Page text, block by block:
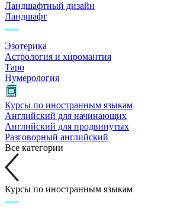
Ландшафтный дизайн
Ландшафт
Эзотерика
Астрология и хиромантия
Таро
Нумерология
Курсы по иностранным языкам
Английский для начинающих
Английский для продвинутых
Разговорный английский
Все категории
Курсы по иностранным языкам